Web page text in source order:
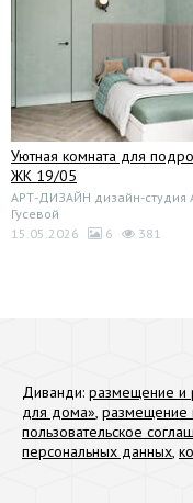
Уютная комната для
ЖК 19/05
АРТ-ДИЗАЙН дизайн-студия
Гусевой
15.05.2026
6 381
Диванди: размещение и
для дома», размещение
пользовательское
персональных данных,